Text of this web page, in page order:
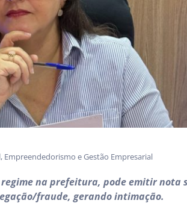
, Empreendedorismo e Gestão Empresarial
regime na prefeitura, pode emitir nota
fraude, gerando intimação.